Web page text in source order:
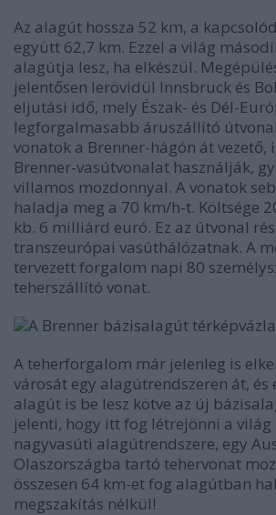
Az alagút hossza 52 km, a
együtt 62,7 km. Ezzel a világ
alagútja lesz, ha elkészül.
jelentősen lerövidül Innsbruck és
eljutási idő, mely Észak- és Dél-
legforgalmasabb áruszállító
vonatok a Brenner-hágón át vezető,
Brenner-vasútvonalat használják,
villamos mozdonnyal. A vonatok
haladja meg a 70 km/h-t. Költsége
kb. 6 milliárd euró. Ez az útvonal
transzeurópai vasúthálózatnak. A
tervezett forgalom napi 80
teherszállító vonat.
A Brenner bázisalagút
A teherforgalom már jelenleg is
városát egy alagútrendszeren át, és
alagút is be lesz kötve az új
jelenti, hogy itt fog létrejönni a világ
nagyvasúti alagútrendszere, egy
Olaszországba tartó tehervonat
összesen 64 km-et fog alagútban
megszakítás nélkül!